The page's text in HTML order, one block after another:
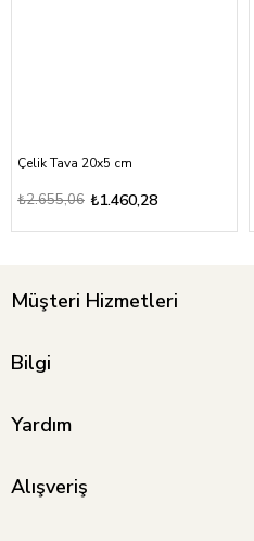
Çelik Tava 20x5 cm
₺1.460,28
₺2.655,06
Müşteri Hizmetleri
Bilgi
Yardım
Alışveriş